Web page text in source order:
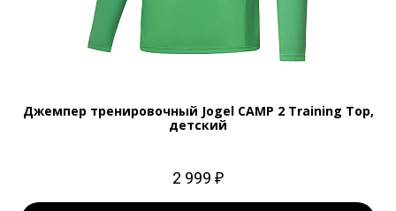
Джемпер тренировочный Jogel CAMP 2 Training Top,
детский
2 999 ₽